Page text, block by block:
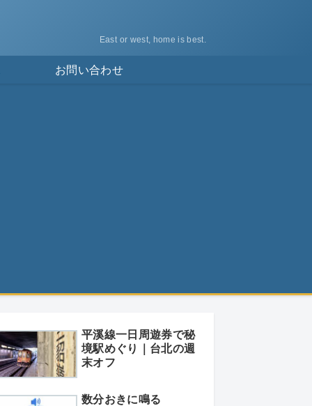
East or west, home is best.
お問い合わせ
平溪線一日周遊券で秘
境駅めぐり｜台北の週
末オフ
数分おきに鳴る